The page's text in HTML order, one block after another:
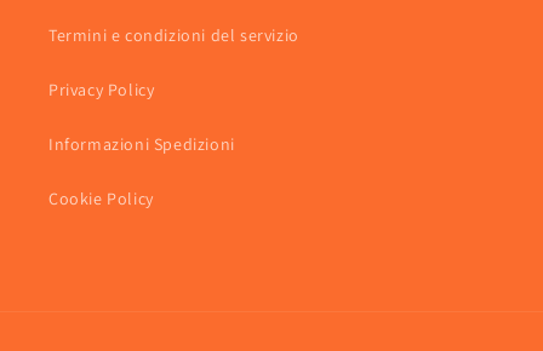
Termini e condizioni del servizio
Privacy Policy
Informazioni Spedizioni
Cookie Policy